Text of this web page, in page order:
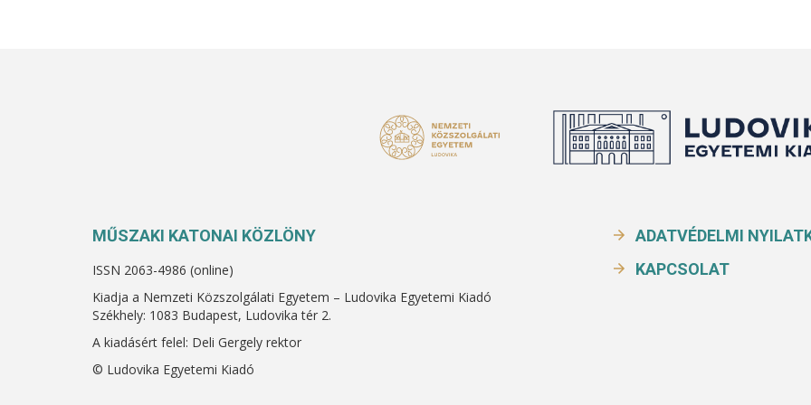
MŰSZAKI KATONAI KÖZLÖNY
ISSN 2063-4986 (online)
Kiadja a Nemzeti Közszolgálati Egyetem – Ludovika Egyetemi Kiadó
Székhely: 1083 Budapest, Ludovika tér 2.
A kiadásért felel: Deli Gergely rektor
© Ludovika Egyetemi Kiadó
ADATVÉDELMI
KAPCSOLAT